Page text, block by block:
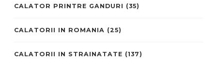
CALATOR PRINTRE GANDURI (35)
CALATORII IN ROMANIA (25)
CALATORII IN STRAINATATE (137)